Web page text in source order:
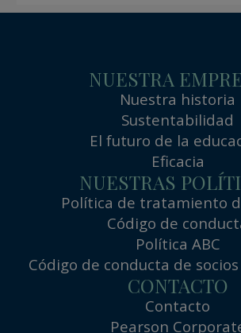
NUESTRA
Nuestra historia
Sustentabilidad
El futuro de la
Eficacia
NUESTRAS
Política de tratamiento
Código de
Política ABC
Código de conducta de
CONTACTO
Contacto
Pearson